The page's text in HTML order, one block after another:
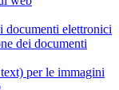
documenti elettronici
dei documenti
per le immagini